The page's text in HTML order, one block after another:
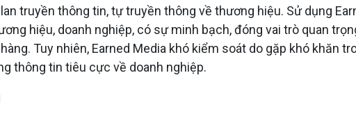
truyền thông tin, tự truyền thông về thương hiệu. Sử dụng
hiệu, doanh nghiệp, có sự minh bạch, đóng vai trò quan
Tuy nhiên, Earned Media khó kiểm soát do gặp khó khăn
thông tin tiêu cực về doanh nghiệp.